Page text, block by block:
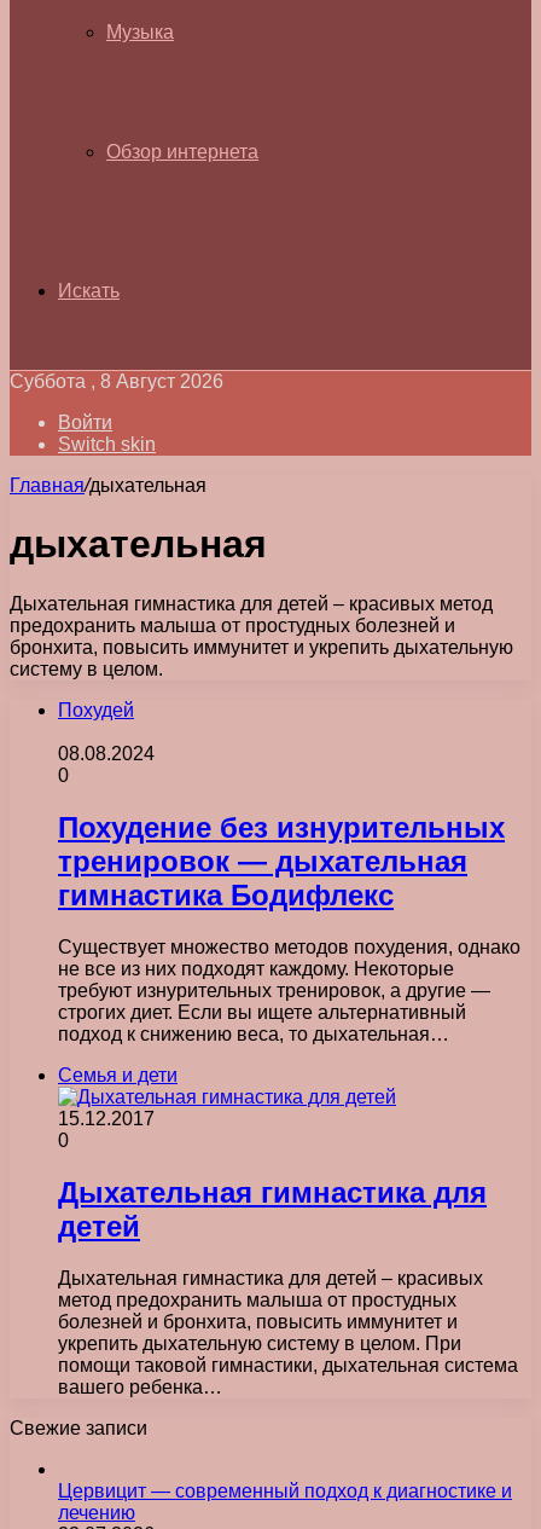
Музыка
Обзор интернета
Искать
Суббота , 8 Август 2026
Войти
Switch skin
Главная/дыхательная
дыхательная
Дыхательная гимнастика для детей – красивых метод
предохранить малыша от простудных болезней и
бронхита, повысить иммунитет и укрепить дыхательную
систему в целом.
Похудей
08.08.2024
0
Похудение без изнурительных
тренировок — дыхательная
гимнастика Бодифлекс
Существует множество методов похудения, однако
не все из них подходят каждому. Некоторые
требуют изнурительных тренировок, а другие —
строгих диет. Если вы ищете альтернативный
подход к снижению веса, то дыхательная…
Семья и дети
15.12.2017
0
Дыхательная гимнастика для
детей
Дыхательная гимнастика для детей – красивых
метод предохранить малыша от простудных
болезней и бронхита, повысить иммунитет и
укрепить дыхательную систему в целом. При
помощи таковой гимнастики, дыхательная система
вашего ребенка…
Свежие записи
Цервицит — современный подход к диагностике и
лечению